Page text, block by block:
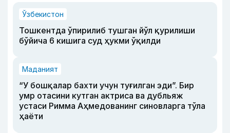
Ўзбекистон
Тошкентда ўпирилиб тушган йўл қурилиши
бўйича 6 кишига суд ҳукми ўқилди
Маданият
“У бошқалар бахти учун туғилган эди”. Бир
умр отасини кутган актриса ва дубльяж
устаси Римма Аҳмедованинг синовларга тўла
ҳаёти